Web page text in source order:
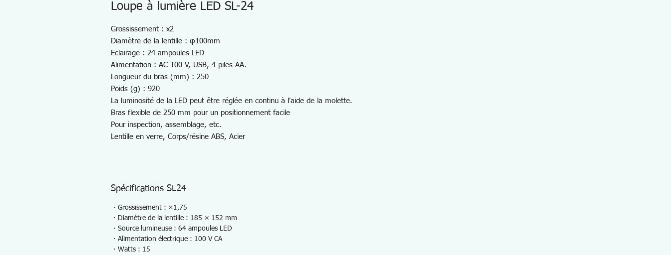
Loupe à lumière LED SL-24
Grossissement : x2
Diamètre de la lentille : φ100mm
Eclairage : 24 ampoules LED
Alimentation : AC 100 V, USB, 4 piles AA.
Longueur du bras (mm) : 250
Poids (g) : 920
La luminosité de la LED peut être réglée en continu à l'aide de la molette.
Bras flexible de 250 mm pour un positionnement facile
Pour inspection, assemblage, etc.
Lentille en verre, Corps/résine ABS, Acier
Spécifications SL24
・Grossissement : ×1,75
・Diamètre de la lentille : 185 × 152 mm
・Source lumineuse : 64 ampoules LED
・Alimentation électrique : 100 V CA
・Watts : 15